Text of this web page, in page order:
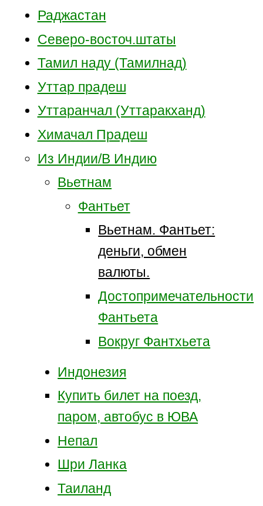
Раджастан
Северо-восточ.штаты
Тамил наду (Тамилнад)
Уттар прадеш
Уттаранчал (Уттаракханд)
Химачал Прадеш
Из Индии/В Индию
Вьетнам
Фантьет
Вьетнам. Фантьет:
деньги, обмен
валюты.
Достопримечательности
Фантьета
Вокруг Фантхьета
Индонезия
Купить билет на поезд,
паром, автобус в ЮВА
Непал
Шри Ланка
Таиланд